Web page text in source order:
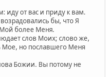
иду от вас и приду к вам.
бы, что Я
Мой более Меня.
слов Моих; слово же,
Мое, но пославшего Меня
Божии. Вы потому не